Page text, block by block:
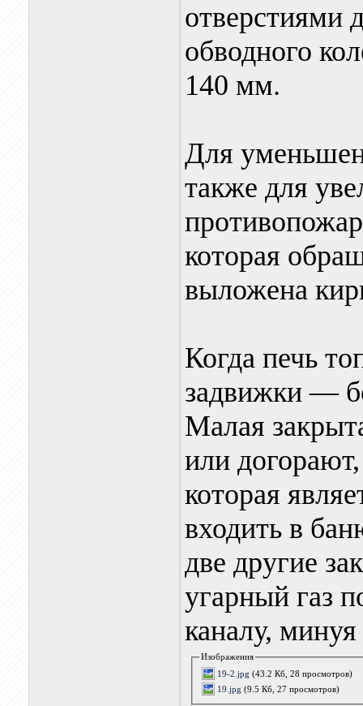
отверстиями
обводного
140 мм.
Для
также для
которая
выложена
Когда печь
задвижки —
Малая
или
которая
входить в
две другие
угарный газ
каналу,
Изображения
19-2.jpg (43.2 Кб, 28 просмотров)
19.jpg (9.5 Кб, 27 просмотров)